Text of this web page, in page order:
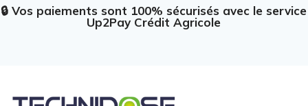
🔒 Vos paiements sont 100% sécurisés avec le service
Up2Pay Crédit Agricole